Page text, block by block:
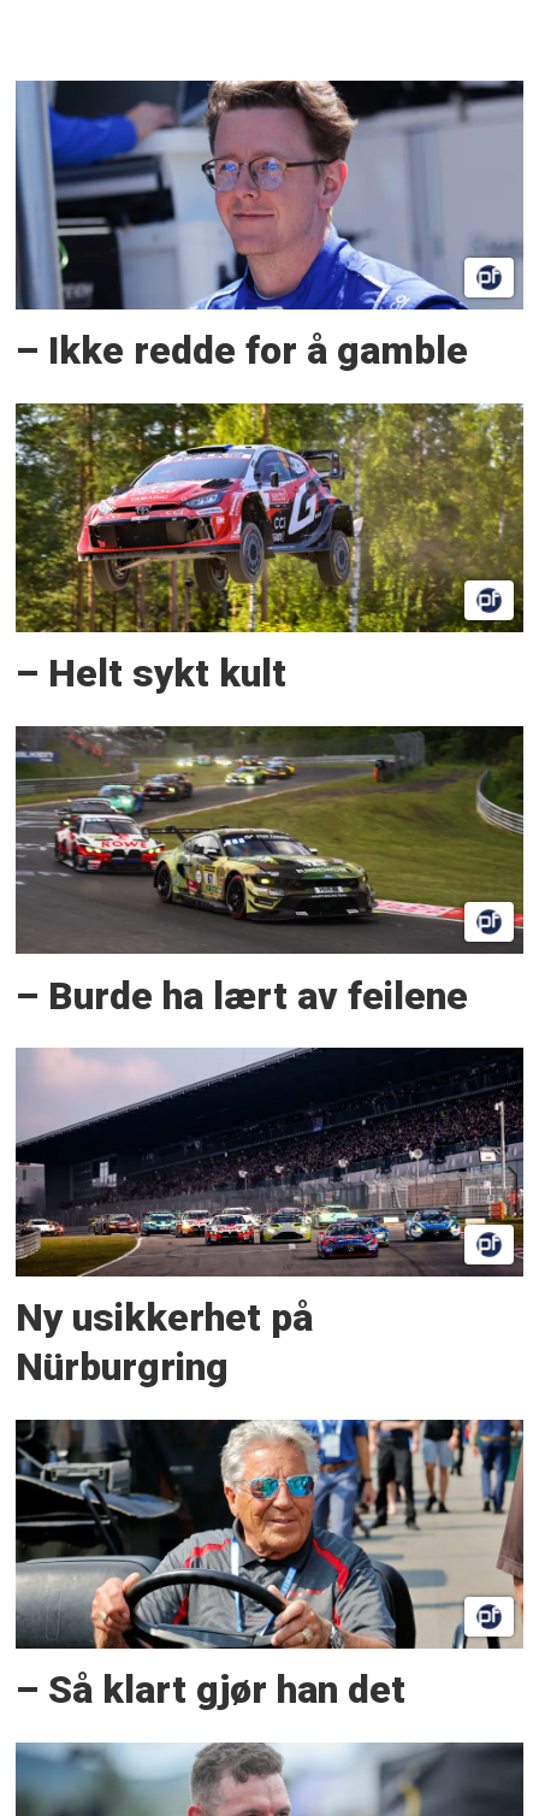
– Ikke redde for å gamble
– Helt sykt kult
– Burde ha lært av feilene
Ny usikkerhet på
Nürburgring
– Så klart gjør han det